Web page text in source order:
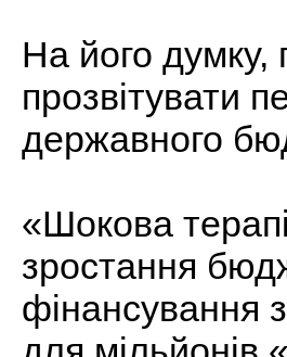
На його
прозвітувати
державного
«Шокова
зростання
фінансування